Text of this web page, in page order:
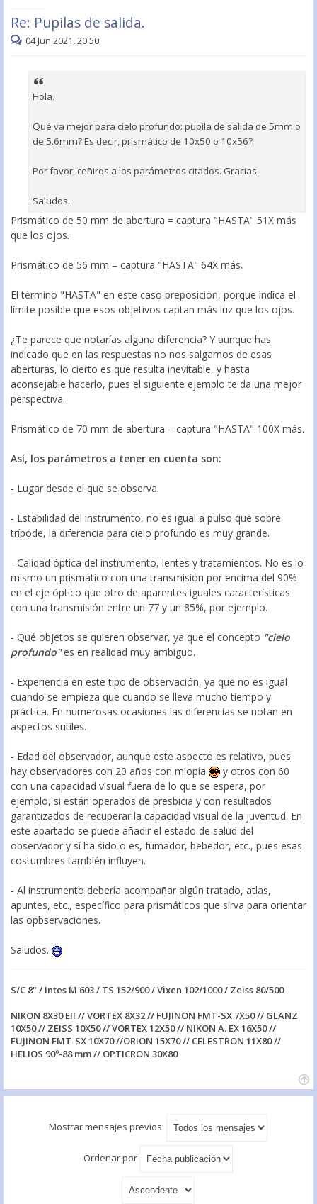
Re: Pupilas de salida.
04 Jun 2021, 20:50
Hola.
Qué va mejor para cielo profundo: pupila de salida de 5mm o
de 5.6mm? Es decir, prismático de 10x50 o 10x56?
Por favor, ceñiros a los parámetros citados. Gracias.
Saludos.
Prismático de 50 mm de abertura = captura "HASTA" 51X más
que los ojos.
Prismático de 56 mm = captura "HASTA" 64X más.
El término "HASTA" en este caso preposición, porque indica el
límite posible que esos objetivos captan más luz que los ojos.
¿Te parece que notarías alguna diferencia? Y aunque has
indicado que en las respuestas no nos salgamos de esas
aberturas, lo cierto es que resulta inevitable, y hasta
aconsejable hacerlo, pues el siguiente ejemplo te da una mejor
perspectiva.
Prismático de 70 mm de abertura = captura "HASTA" 100X más.
Así, los parámetros a tener en cuenta son:
- Lugar desde el que se observa.
- Estabilidad del instrumento, no es igual a pulso que sobre
trípode, la diferencia para cielo profundo es muy grande.
- Calidad óptica del instrumento, lentes y tratamientos. No es lo
mismo un prismático con una transmisión por encima del 90%
en el eje óptico que otro de aparentes iguales características
con una transmisión entre un 77 y un 85%, por ejemplo.
- Qué objetos se quieren observar, ya que el concepto "cielo
profundo"es en realidad muy ambiguo.
- Experiencia en este tipo de observación, ya que no es igual
cuando se empieza que cuando se lleva mucho tiempo y
práctica. En numerosas ocasiones las diferencias se notan en
aspectos sutiles.
- Edad del observador, aunque este aspecto es relativo, pues
hay observadores con 20 años con miopía
y otros con 60
con una capacidad visual fuera de lo que se espera, por
ejemplo, si están operados de presbicia y con resultados
garantizados de recuperar la capacidad visual de la juventud. En
este apartado se puede añadir el estado de salud del
observador y sí ha sido o es, fumador, bebedor, etc., pues esas
costumbres también influyen.
- Al instrumento debería acompañar algún tratado, atlas,
apuntes, etc., específico para prismáticos que sirva para orientar
las opbservaciones.
Saludos.
S/C 8" / Intes M 603 / TS 152/900 / Vixen 102/1000 / Zeiss 80/500
NIKON 8X30 EII // VORTEX 8X32 // FUJINON FMT-SX 7X50 // GLANZ
10X50 // ZEISS 10X50 // VORTEX 12X50 // NIKON A. EX 16X50 //
FUJINON FMT-SX 10X70 //ORION 15X70 // CELESTRON 11X80 //
HELIOS 90º-88 mm // OPTICRON 30X80
Mostrar mensajes previos:
Ordenar por